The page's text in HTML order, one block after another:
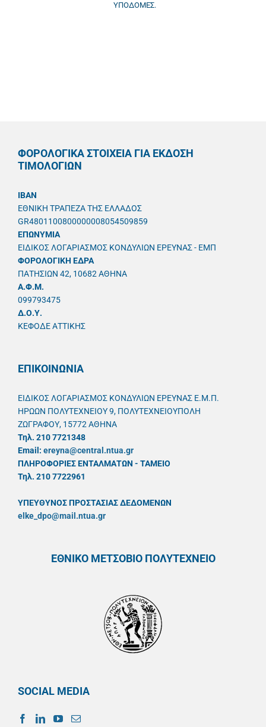
ΥΠΟΔΟΜΕΣ.
ΦΟΡΟΛΟΓΙΚΑ ΣΤΟΙΧΕΙΑ ΓΙΑ ΕΚΔΟΣΗ
ΤΙΜΟΛΟΓΙΩΝ
IBAN
ΕΘΝΙΚΗ ΤΡΑΠΕΖΑ ΤΗΣ ΕΛΛΑΔΟΣ
GR4801100800000008054509859
ΕΠΩΝΥΜΙΑ
ΕΙΔΙΚΟΣ ΛΟΓΑΡΙΑΣΜΟΣ ΚΟΝΔΥΛΙΩΝ ΕΡΕΥΝΑΣ - ΕΜΠ
ΦΟΡΟΛΟΓΙΚΗ ΕΔΡΑ
ΠΑΤΗΣΙΩΝ 42, 10682 ΑΘΗΝΑ
A.Φ.Μ.
099793475
Δ.Ο.Υ.
ΚΕΦΟΔΕ ΑΤΤΙΚΗΣ
ΕΠΙΚΟΙΝΩΝΙΑ
ΕΙΔΙΚΟΣ ΛΟΓΑΡΙΑΣΜΟΣ ΚΟΝΔΥΛΙΩΝ ΕΡΕΥΝΑΣ Ε.Μ.Π.
ΗΡΩΩΝ ΠΟΛΥΤΕΧΝΕΙΟΥ 9, ΠΟΛΥΤΕΧΝΕΙΟΥΠΟΛΗ
ΖΩΓΡΑΦΟΥ, 15772 ΑΘΗΝΑ
Τηλ. 210 7721348
Email: ereyna@central.ntua.gr
ΠΛΗΡΟΦΟΡΙΕΣ ΕΝΤΑΛΜΑΤΩΝ - ΤΑΜΕΙΟ
Τηλ. 210 7722961
ΥΠΕΥΘYΝΟΣ ΠΡΟΣΤΑΣΙΑΣ ΔΕΔΟΜΕΝΩΝ
elke_dpo@mail.ntua.gr
ΕΘΝΙΚΟ ΜΕΤΣΟΒΙΟ ΠΟΛΥΤΕΧΝΕΙΟ
SOCIAL MEDIA